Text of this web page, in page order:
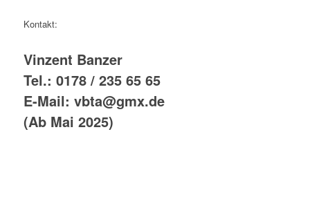
Kontakt:
Vinzent Banzer
Tel.: 0178 / 235 65 65
E-Mail: vbta@gmx.de
(Ab Mai 2025)